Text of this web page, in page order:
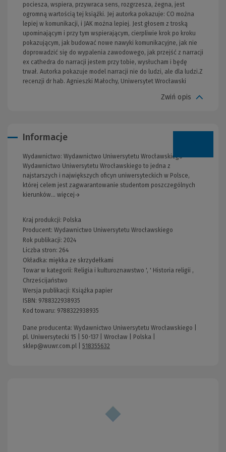
pociesza, wspiera, przywraca sens, rozgrzesza, żegna, jest
ogromną wartością tej książki. Jej autorka pokazuje: CO można
lepiej w komunikacji, i JAK można lepiej. Jest głosem z troską
upominającym i przy tym wspierającym, cierpliwie krok po kroku
pokazującym, jak budować nowe nawyki komunikacyjne, jak nie
doprowadzić się do wypalenia zawodowego, jak przejść z narracji
ex cathedra do narracji jestem przy tobie, wysłucham i będę
trwał. Autorka pokazuje model narracji nie do ludzi, ale dla ludzi.Z
recenzji dr hab. Agnieszki Małochy, Uniwersytet Wrocławski
Zwiń opis
Informacje
Wydawnictwo: Wydawnictwo Uniwersytetu Wrocławskiego
Wydawnictwo Uniwersytetu Wrocławskiego to jedna z
najstarszych i największych oficyn uniwersyteckich w Polsce,
której celem jest zagwarantowanie studentom poszczególnych
kierunków... więcej→
Kraj produkcji: Polska
Producent: Wydawnictwo Uniwersytetu Wrocławskiego
Rok publikacji: 2024
Liczba stron: 264
Okładka: miękka ze skrzydełkami
Towar w kategorii: Religia i kulturoznawstwo ', ' Historia religii ,
Chrześcijaństwo
Wersja publikacji: Książka papier
ISBN: 9788322938935
Kod towaru: 9788322938935
Dane producenta: Wydawnictwo Uniwersytetu Wrocławskiego |
pl. Uniwersytecki 15 | 50-137 | Wrocław | Polska |
sklep@wuwr.com.pl
518355632